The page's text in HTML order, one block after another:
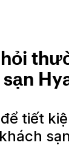
sạn
tiết